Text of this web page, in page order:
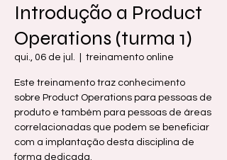
Introdução a Product
Operations (turma 1)
qui., 06 de jul. treinamento online
Este treinamento traz conhecimento
sobre Product Operations para pessoas de
produto e também para pessoas de áreas
correlacionadas que podem se beneficiar
com a implantação desta disciplina de
forma dedicada.